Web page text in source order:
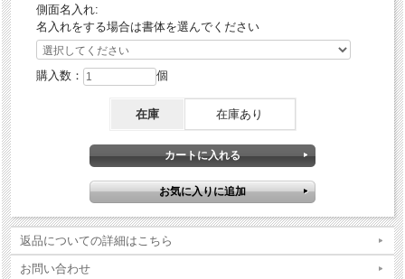
側面名入れ:
名入れをする場合は書体を選んでください
購入数： 個
在庫 在庫あり
返品についての詳細はこちら
お問い合わせ